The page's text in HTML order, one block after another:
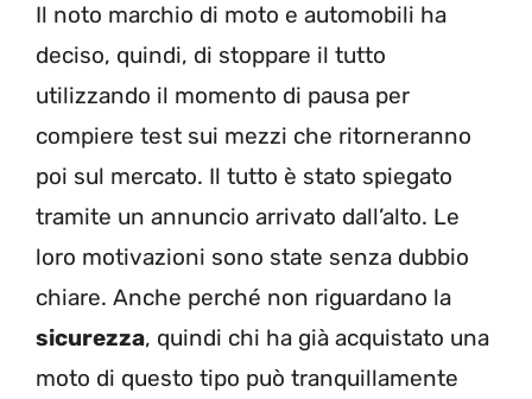
Il noto marchio di moto e automobili ha
deciso, quindi, di stoppare il tutto
utilizzando il momento di pausa per
compiere test sui mezzi che ritorneranno
poi sul mercato. Il tutto è stato spiegato
tramite un annuncio arrivato dall’alto. Le
loro motivazioni sono state senza dubbio
chiare. Anche perché non riguardano la
sicurezza, quindi chi ha già acquistato una
moto di questo tipo può tranquillamente